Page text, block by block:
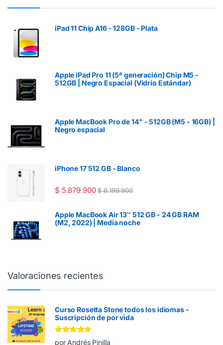
iPad 11 Chip A16 - 128GB - Plata
Apple iPad Pro 11 (5ª generación) Chip M5 -
512GB | Negro Espacial (Vidrio Estándar)
Apple MacBook Pro de 14" - 512GB (M5 - 16GB) |
Negro espacial
iPhone 17 512 GB - Blanco
$ 5.879.900 $6.199.900
Apple MacBook Air 13″ 512 GB - 24 GB RAM
(M2, 2022) | Media noche
Valoraciones recientes
Curso Rosetta Stone todos los idiomas -
Suscripción de por vida
Valorado en5
por Andrés Pinilla